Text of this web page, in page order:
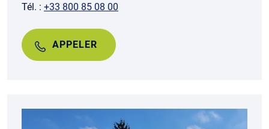
Tél. : +33 800 85 08 00
APPELER